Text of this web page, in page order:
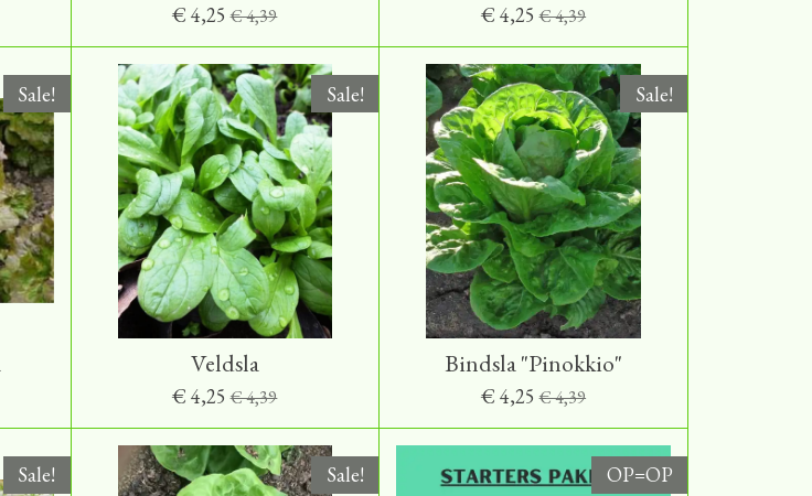
€ 4,25 € 4,39 € 4,25 € 4,39
Sale! Sale!
Veldsla
€ 4,25 € 4,39
Sale!
Bindsla "Pinokkio"
€ 4,25 € 4,39
Sale! Sale! OP=OP